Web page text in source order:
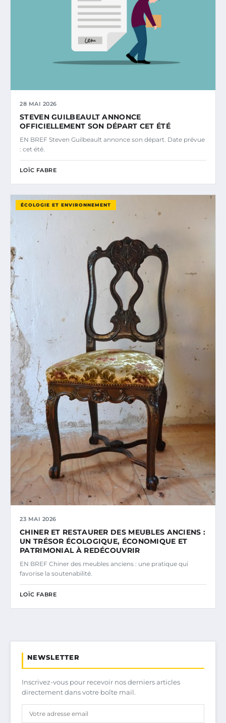
28 MAI 2026
STEVEN GUILBEAULT ANNONCE
OFFICIELLEMENT SON DÉPART CET ÉTÉ
EN BREF Steven Guilbeault annonce son départ. Date prévue
: cet été.
LOÏC FABRE
ÉCOLOGIE ET ENVIRONNEMENT
23 MAI 2026
CHINER ET RESTAURER DES MEUBLES ANCIENS :
UN TRÉSOR ÉCOLOGIQUE, ÉCONOMIQUE ET
PATRIMONIAL À REDÉCOUVRIR
EN BREF Chiner des meubles anciens : une pratique qui
favorise la soutenabilité.
LOÏC FABRE
NEWSLETTER
Inscrivez-vous pour recevoir nos derniers articles
directement dans votre boîte mail.